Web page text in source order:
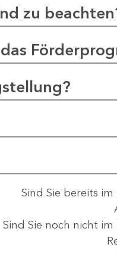
zu
Sind Sie bereits
Sind Sie noch nicht